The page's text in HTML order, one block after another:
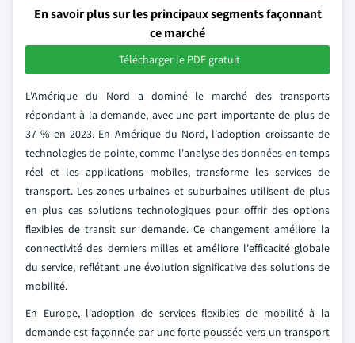
En savoir plus sur les principaux segments façonnant
ce marché
Télécharger le PDF gratuit
L'Amérique du Nord a dominé le marché des transports
répondant à la demande, avec une part importante de plus de
37 % en 2023. En Amérique du Nord, l'adoption croissante de
technologies de pointe, comme l'analyse des données en temps
réel et les applications mobiles, transforme les services de
transport. Les zones urbaines et suburbaines utilisent de plus
en plus ces solutions technologiques pour offrir des options
flexibles de transit sur demande. Ce changement améliore la
connectivité des derniers milles et améliore l'efficacité globale
du service, reflétant une évolution significative des solutions de
mobilité.
En Europe, l'adoption de services flexibles de mobilité à la
demande est façonnée par une forte poussée vers un transport